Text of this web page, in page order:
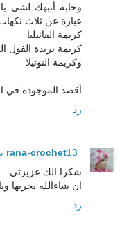
وحابة أنبهك لشي
عبارة عن ثلاث
كريمة الفانيليا
كريمة بزبدة الفول
وكريمة النوتيلا
أقصد الموجودة في
رد
rana-crochet13 يناير 2012 في 8:17 ص
شكرا الك عزيزتي ..
ان شاءالله بجربها
رد